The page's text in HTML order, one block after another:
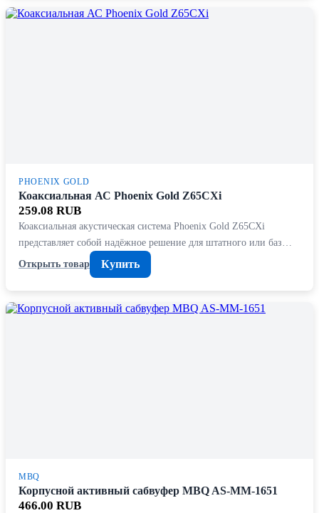
PHOENIX GOLD
Коаксиальная АС Phoenix Gold Z65CXi
259.08 RUB
Коаксиальная акустическая система Phoenix Gold Z65CXi
представляет собой надёжное решение для штатного или баз…
Открыть товар
Купить
MBQ
Корпусной активный сабвуфер MBQ AS-MM-1651
466.00 RUB